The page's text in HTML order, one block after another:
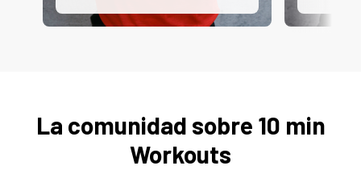
La comunidad sobre 10 min
Workouts